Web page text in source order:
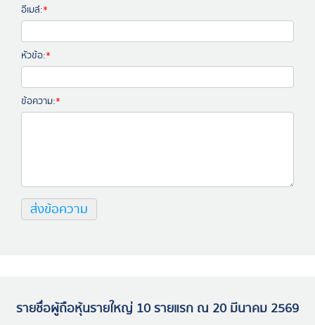
อีเมล์:*
หัวข้อ:*
ข้อความ:*
รายชื่อผู้ถือหุ้นรายใหญ่ 10 รายแรก ณ 20 มีนาคม 2569